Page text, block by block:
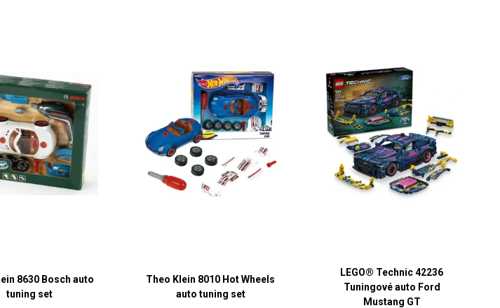
8630 Bosch auto
tuning set
Theo Klein 8010 Hot Wheels
auto tuning set
LEGO® Technic 42236
Tuningové auto Ford
Mustang GT